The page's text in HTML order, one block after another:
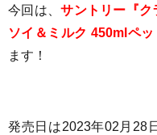
今回は、サントリー『ク
ソイ＆ミルク 450mlペッ
ます！
発売日は2023年02月28